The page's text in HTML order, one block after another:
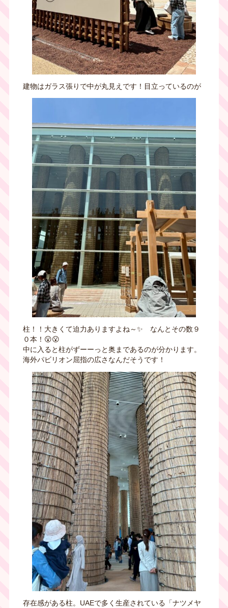
建物はガラス張りで中が丸見えです！目立っているのが
柱！！大きくて迫力ありますよね～✨ なんとその数９
０本！😮😮
中に入ると柱がずーーっと奥まであるのが分かります。
海外パビリオン屈指の広さなんだそうです！
存在感がある柱。UAEで多く生産されている「ナツメヤ